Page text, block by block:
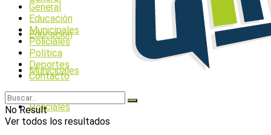
Educación
Municipales
Policiales
General
Educación
Municipales
Policiales
Política
Deportes
Contacto
No Result
Ver todos los resultados